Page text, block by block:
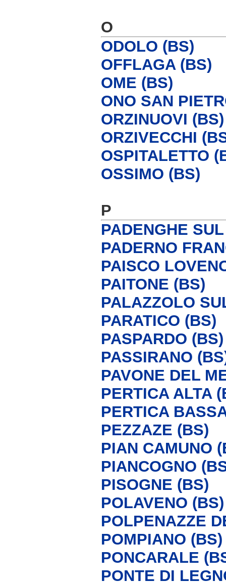
O
ODOLO (BS)
OFFLAGA (BS)
OME (BS)
ONO SAN
ORZINUOVI (BS)
ORZIVECCHI
OSPITALETTO
OSSIMO (BS)
P
PADENGHE
PADERNO
PAISCO
PAITONE (BS)
PALAZZOLO
PARATICO (BS)
PASPARDO (BS)
PASSIRANO
PAVONE DEL
PERTICA ALTA
PERTICA
PEZZAZE (BS)
PIAN CAMUNO
PIANCOGNO
PISOGNE (BS)
POLAVENO (BS)
POLPENAZZE
POMPIANO (BS)
PONCARALE
PONTE DI